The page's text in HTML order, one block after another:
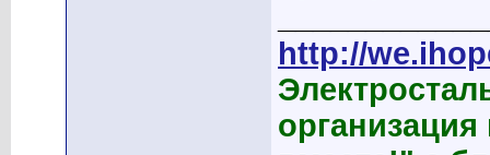
http://